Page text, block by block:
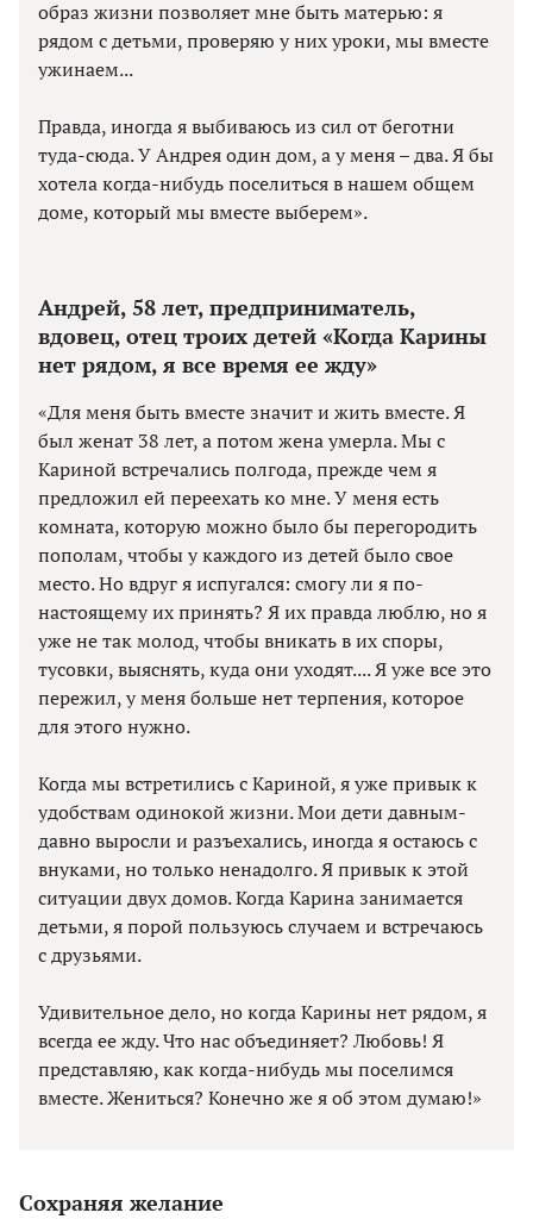
образ жизни позволяет мне быть матерью: я
рядом с детьми, проверяю у них уроки, мы вместе
ужинаем...
Правда, иногда я выбиваюсь из сил от беготни
туда-сюда. У Андрея один дом, а у меня – два. Я бы
хотела когда-нибудь поселиться в нашем общем
доме, который мы вместе выберем».
Андрей, 58 лет, предприниматель,
вдовец, отец троих детей «Когда Карины
нет рядом, я все время ее жду»
«Для меня быть вместе значит и жить вместе. Я
был женат 38 лет, а потом жена умерла. Мы с
Кариной встречались полгода, прежде чем я
предложил ей переехать ко мне. У меня есть
комната, которую можно было бы перегородить
пополам, чтобы у каждого из детей было свое
место. Но вдруг я испугался: смогу ли я по-
настоящему их принять? Я их правда люблю, но я
уже не так молод, чтобы вникать в их споры,
тусовки, выяснять, куда они уходят.... Я уже все это
пережил, у меня больше нет терпения, которое
для этого нужно.
Когда мы встретились с Кариной, я уже привык к
удобствам одинокой жизни. Мои дети давным-
давно выросли и разъехались, иногда я остаюсь с
внуками, но только ненадолго. Я привык к этой
ситуации двух домов. Когда Карина занимается
детьми, я порой пользуюсь случаем и встречаюсь
с друзьями.
Удивительное дело, но когда Карины нет рядом, я
всегда ее жду. Что нас объединяет? Любовь! Я
представляю, как когда-нибудь мы поселимся
вместе. Жениться? Конечно же я об этом думаю!»
Сохраняя желание